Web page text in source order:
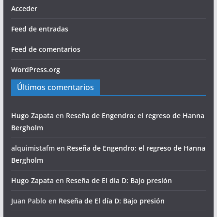
Acceder
Feed de entradas
Feed de comentarios
WordPress.org
Últimos comentarios
Hugo Zapata en Reseña de Engendro: el regreso de Hanna
Bergholm
alquimistafmen Reseña de Engendro: el regreso de Hanna
Bergholm
Hugo Zapata en Reseña de El día D: Bajo presión
Juan Pablo en Reseña de El día D: Bajo presión